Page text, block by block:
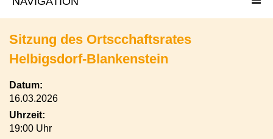
Sitzung des Ortscchaftsrates
Helbigsdorf-Blankenstein
Datum:
16.03.2026
Uhrzeit:
19:00 Uhr